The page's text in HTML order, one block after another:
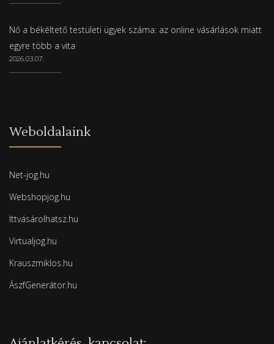
Nő a békéltető testületi ügyek száma: az online vásárlások miatt
egyre több a vita
2026.03.07.
Weboldalaink
Net-jog.hu
Webshopjog.hu
Ittvásárolhatsz.hu
Virtualjog.hu
Krauszmiklos.hu
ÁszfGenerátor.hu